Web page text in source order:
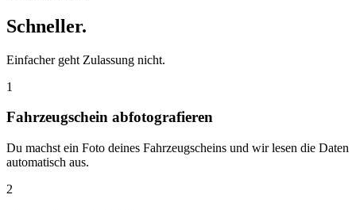
Schneller.
Einfacher geht Zulassung nicht.
1
Fahrzeugschein abfotografieren
Du machst ein Foto deines Fahrzeugscheins und wir lesen die Daten
automatisch aus.
2